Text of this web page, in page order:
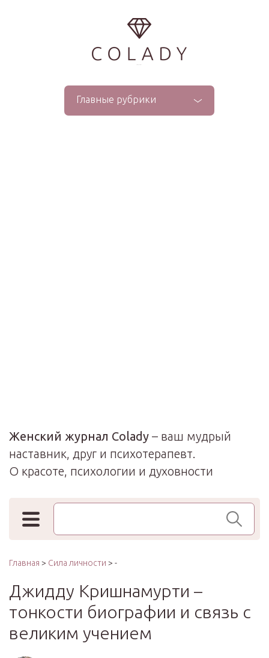
Главные рубрики
Женский журнал Colady – ваш мудрый
наставник, друг и психотерапевт.
О красоте, психологии и духовности
Поиск по сайту
Главная > Сила личности > -
Джидду Кришнамурти –
тонкости биографии и связь с
великим учением